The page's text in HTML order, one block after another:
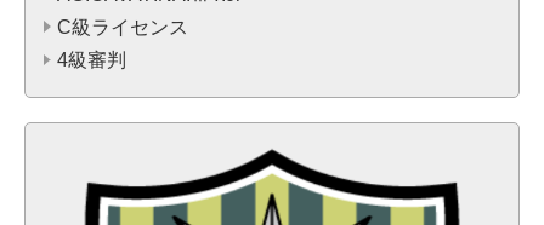
C級ライセンス
4級審判